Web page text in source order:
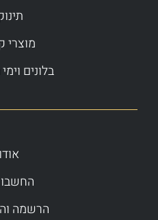
מוצרי
בלונים
הרשמה